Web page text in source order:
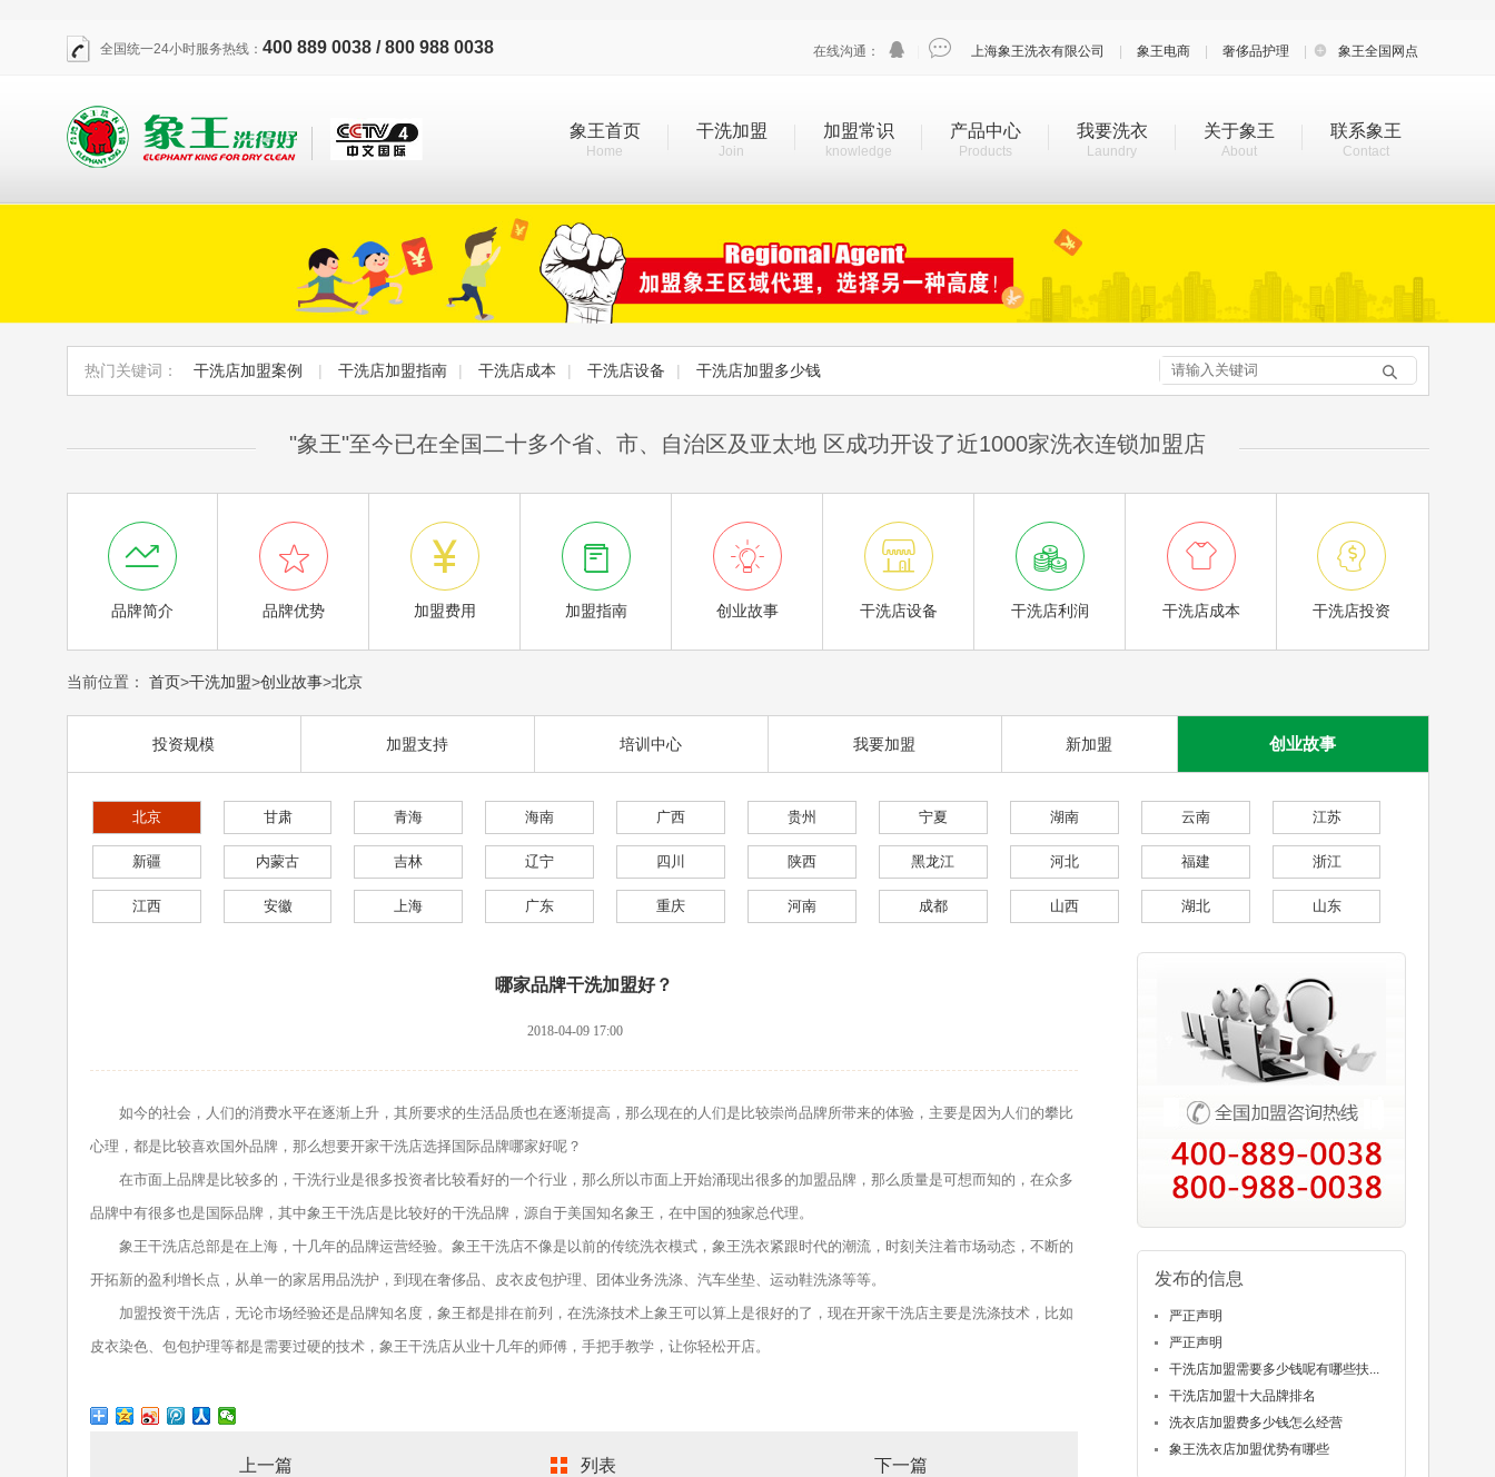
全国统一24小时服务热线： 400 889 0038 / 800 988 0038 在线沟通：   上海象王洗衣有限公司 象王电商 奢侈品护理  象王全国网点
象王首页
Home
干洗加盟
Join
加盟常识
knowledge
产品中心
Products
我要洗衣
Laundry
关于象王
About
联系象王
Contact
热门关键词： 干洗店加盟案例 | 干洗店加盟指南 | 干洗店成本 | 干洗店设备 | 干洗店加盟多少钱 
"象王"至今已在全国二十多个省、市、自治区及亚太地 区成功开设了近1000家洗衣连锁加盟店

品牌简介

品牌优势

加盟费用

加盟指南

创业故事

干洗店设备

干洗店利润

干洗店成本

干洗店投资
当前位置： 首页>干洗加盟>创业故事>北京
投资规模 加盟支持 培训中心 我要加盟 新加盟 创业故事
北京 甘肃 青海 海南 广西 贵州 宁夏 湖南 云南 江苏
新疆 内蒙古 吉林 辽宁 四川 陕西 黑龙江 河北 福建 浙江
江西 安徽 上海 广东 重庆 河南 成都 山西 湖北 山东
哪家品牌干洗加盟好？
2018-04-09 17:00
如今的社会，人们的消费水平在逐渐上升，其所要求的生活品质也在逐渐提高，那么现在的人们是比较崇尚品牌所带来的体验，主要是因为人们的攀比
心理，都是比较喜欢国外品牌，那么想要开家干洗店选择国际品牌哪家好呢？
在市面上品牌是比较多的，干洗行业是很多投资者比较看好的一个行业，那么所以市面上开始涌现出很多的加盟品牌，那么质量是可想而知的，在众多
品牌中有很多也是国际品牌，其中象王干洗店是比较好的干洗品牌，源自于美国知名象王，在中国的独家总代理。
象王干洗店总部是在上海，十几年的品牌运营经验。象王干洗店不像是以前的传统洗衣模式，象王洗衣紧跟时代的潮流，时刻关注着市场动态，不断的
开拓新的盈利增长点，从单一的家居用品洗护，到现在奢侈品、皮衣皮包护理、团体业务洗涤、汽车坐垫、运动鞋洗涤等等。
加盟投资干洗店，无论市场经验还是品牌知名度，象王都是排在前列，在洗涤技术上象王可以算上是很好的了，现在开家干洗店主要是洗涤技术，比如
皮衣染色、包包护理等都是需要过硬的技术，象王干洗店从业十几年的师傅，手把手教学，让你轻松开店。
上一篇 列表 下一篇
发布的信息
严正声明
严正声明
干洗店加盟需要多少钱呢有哪些扶...
干洗店加盟十大品牌排名
洗衣店加盟费多少钱怎么经营
象王洗衣店加盟优势有哪些